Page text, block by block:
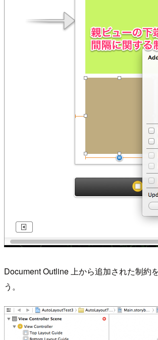
Document Outline 上から追加された制約
う。